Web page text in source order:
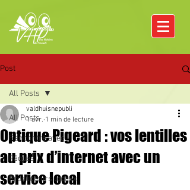
Post
All Posts
Rencontre avec
Pâques
Producteurs locaux
All Posts
Optique Pigeard : vos lentilles
au prix d’internet avec un
service local
valdhuisnepubli
1 avr. 1 min de lecture